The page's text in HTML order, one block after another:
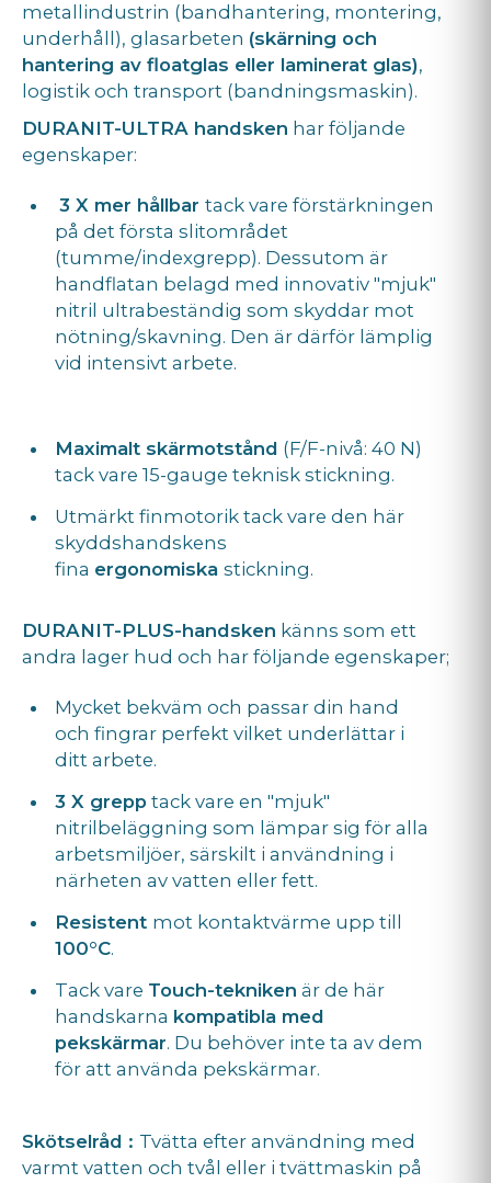
metallindustrin (bandhantering, montering,
underhåll), glasarbeten (skärning och
hantering av floatglas eller laminerat glas),
logistik och transport (bandningsmaskin).
DURANIT-ULTRA handsken har följande
egenskaper:
3 X mer hållbar tack vare förstärkningen
på det första slitområdet
(tumme/indexgrepp). Dessutom är
handflatan belagd med innovativ "mjuk"
nitril ultrabeständig som skyddar mot
nötning/skavning. Den är därför lämplig
vid intensivt arbete.
Maximalt skärmotstånd (F/F-nivå: 40 N)
tack vare 15-gauge teknisk stickning.
Utmärkt finmotorik tack vare den här
skyddshandskens
fina ergonomiska stickning.
DURANIT-PLUS-handsken känns som ett
andra lager hud och har följande egenskaper;
Mycket bekväm och passar din hand
och fingrar perfekt vilket underlättar i
ditt arbete.
3 X grepp tack vare en "mjuk"
nitrilbeläggning som lämpar sig för alla
arbetsmiljöer, särskilt i användning i
närheten av vatten eller fett.
Resistent mot kontaktvärme upp till
100°C.
Tack vare Touch-tekniken är de här
handskarna kompatibla med
pekskärmar. Du behöver inte ta av dem
för att använda pekskärmar.
Skötselråd : Tvätta efter användning med
varmt vatten och tvål eller i tvättmaskin på